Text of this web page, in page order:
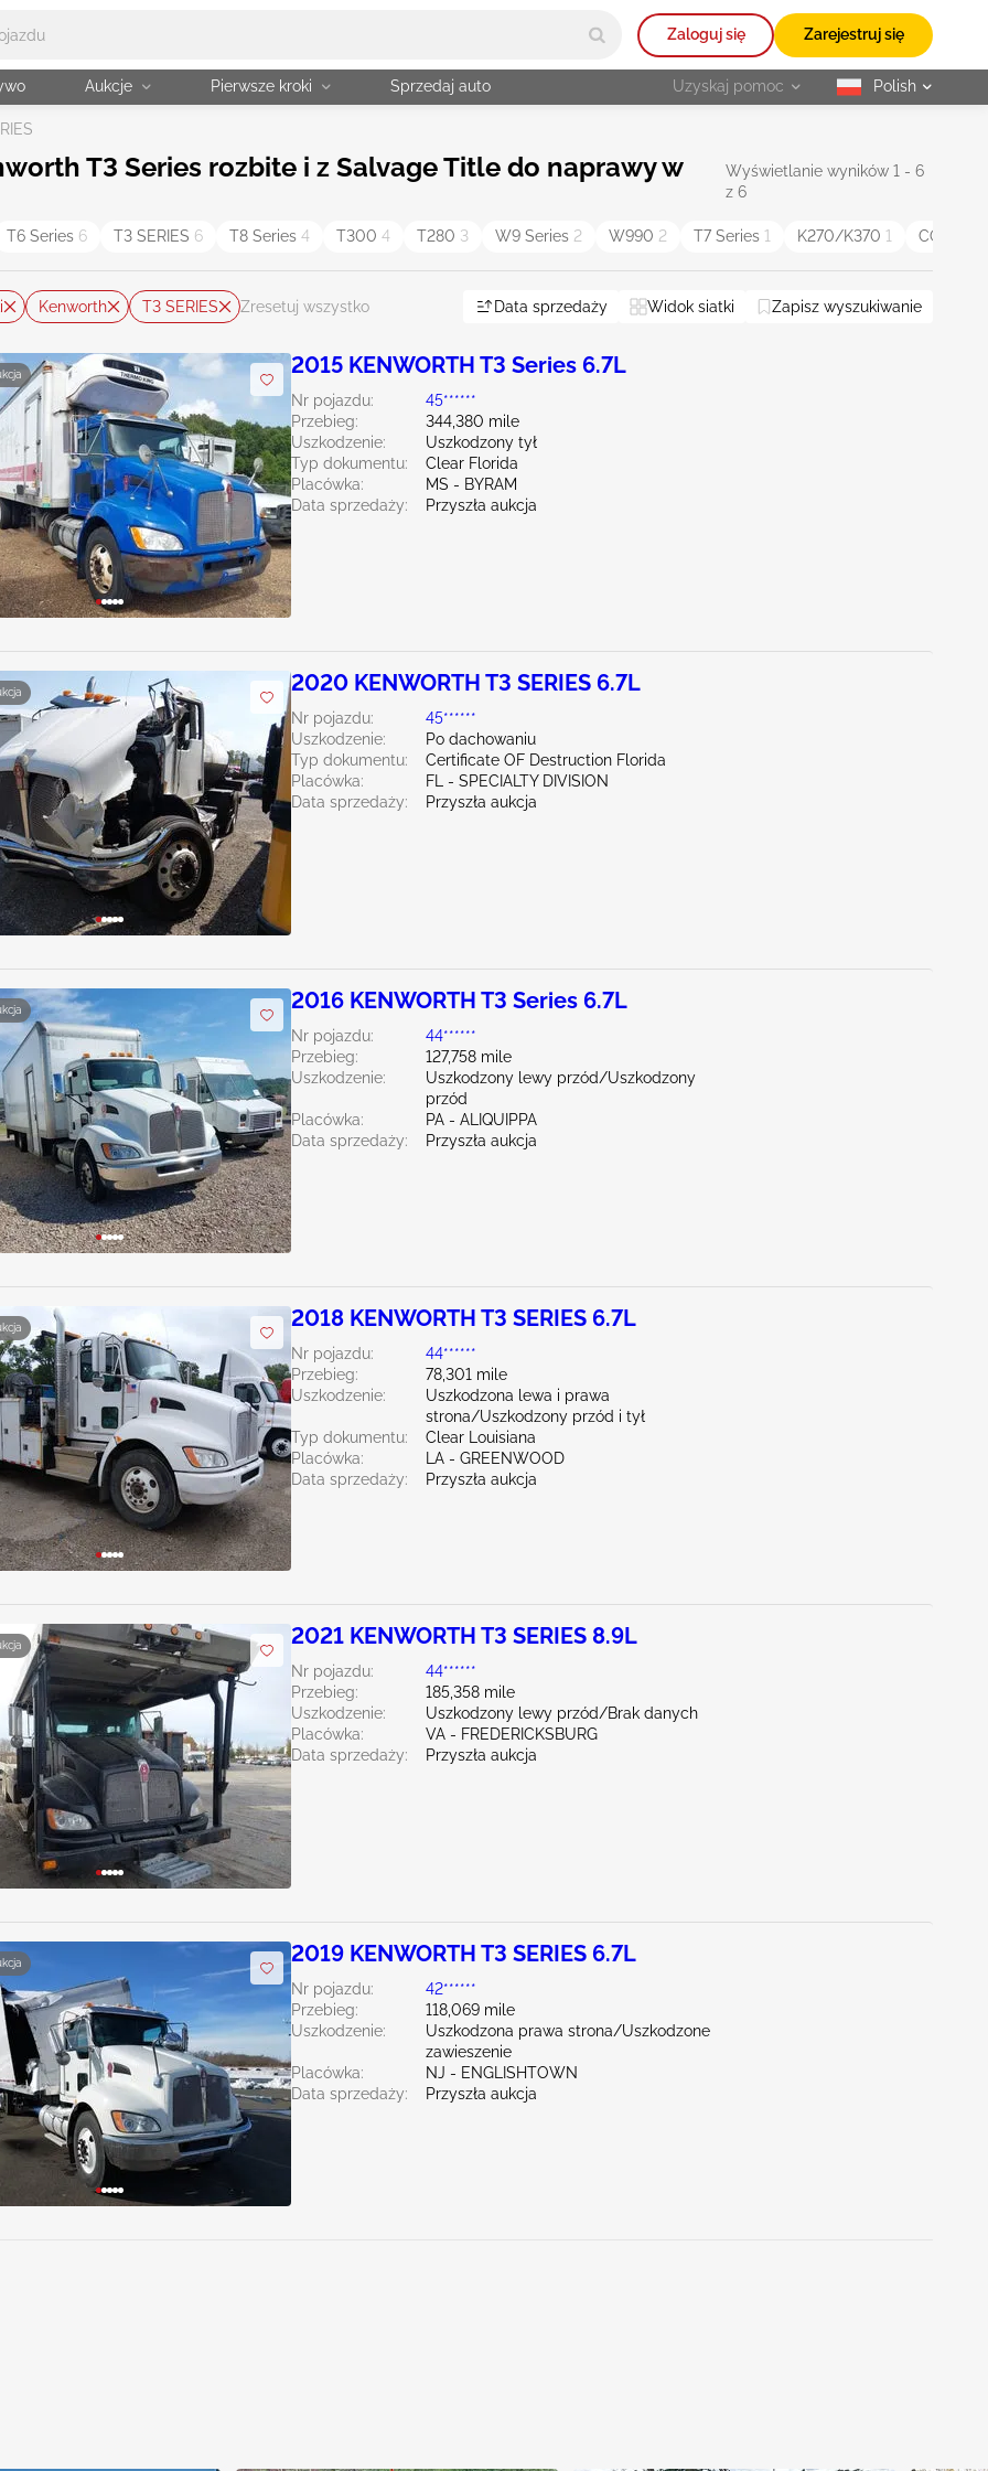
Zaloguj się Zarejestruj się
Aukcje Pierwsze kroki Sprzedaj auto Uzyskaj pomoc selected
Polish
T3 Series rozbite i z Salvage Title do naprawy w
Wyświetlanie wyników 1 - 6
z 6
T6 Series 6 T3 SERIES 6 T8 Series 4 T300 4 T280 3 W9 Series 2 W990 2 T7 Series 1 K270/K370 1 COE
Kenworth T3 SERIES Zresetuj wszystko Data sprzedaży Widok siatki Zapisz wyszukiwanie
2015 KENWORTH T3 Series 6.7L
Nr pojazdu:
45******
Przebieg:
344,380 mile
Uszkodzenie:
Uszkodzony tył
Typ dokumentu:
Clear Florida
Placówka:
MS - BYRAM
Data sprzedaży:
Przyszła aukcja
2020 KENWORTH T3 SERIES 6.7L
Nr pojazdu:
45******
Uszkodzenie:
Po dachowaniu
Typ dokumentu:
Certificate OF Destruction Florida
Placówka:
FL - SPECIALTY DIVISION
Data sprzedaży:
Przyszła aukcja
2016 KENWORTH T3 Series 6.7L
Nr pojazdu:
44******
Przebieg:
127,758 mile
Uszkodzenie:
Uszkodzony lewy przód/Uszkodzony
przód
Placówka:
PA - ALIQUIPPA
Data sprzedaży:
Przyszła aukcja
2018 KENWORTH T3 SERIES 6.7L
Nr pojazdu:
44******
Przebieg:
78,301 mile
Uszkodzenie:
Uszkodzona lewa i prawa
strona/Uszkodzony przód i tył
Typ dokumentu:
Clear Louisiana
Placówka:
LA - GREENWOOD
Data sprzedaży:
Przyszła aukcja
2021 KENWORTH T3 SERIES 8.9L
Nr pojazdu:
44******
Przebieg:
185,358 mile
Uszkodzenie:
Uszkodzony lewy przód/Brak danych
Placówka:
VA - FREDERICKSBURG
Data sprzedaży:
Przyszła aukcja
2019 KENWORTH T3 SERIES 6.7L
Nr pojazdu:
42******
Przebieg:
118,069 mile
Uszkodzenie:
Uszkodzona prawa strona/Uszkodzone
zawieszenie
Placówka:
NJ - ENGLISHTOWN
Data sprzedaży:
Przyszła aukcja